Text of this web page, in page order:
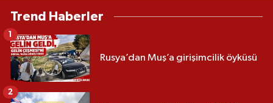
Trend Haberler
Rusya’dan Muş’a girişimcilik öyküsü
1
2